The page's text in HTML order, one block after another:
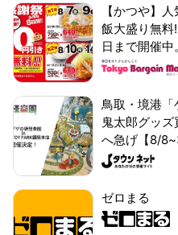
【かつや】
飯大盛り無料
日まで開催中。
鳥取・境港「
鬼太郎グッ
へ急げ【8/
ゼロまる